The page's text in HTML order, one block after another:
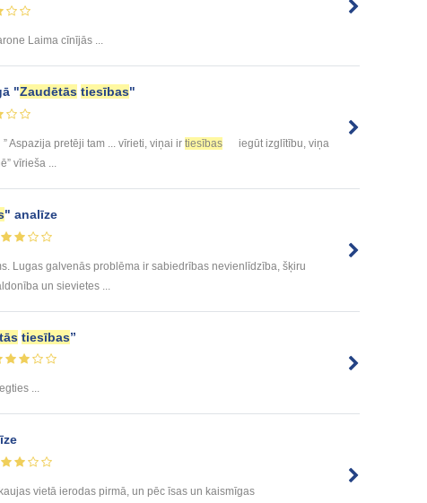
Laima cīnījās ...
"Zaudētās tiesības"
” Aspazija pretēji tam ... vīrieti, viņai ir tiesības
iegūt izglītību, viņa
vīrieša ...
" analīze
Lugas galvenās problēma ir sabiedrības nevienlīdzība, šķiru
un sievietes ...
tiesības”
...
vietā ierodas pirmā, un pēc īsas un kaismīgas